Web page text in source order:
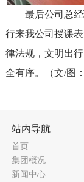
最后公司总
行来我公司授课
律法规，文明出
全有序。（文/图
站内导航
首页
集团概况
新闻中心